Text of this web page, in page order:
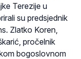
Terezije u
su predsjednik
Zlatko Koren,
pročelnik
bogoslovnom